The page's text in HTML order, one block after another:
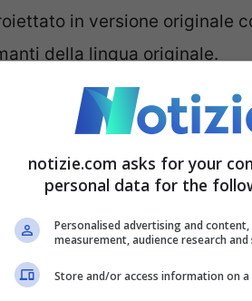
in versione originale
della lingua originale.
guidato da Ryan
e Wolverine. Accanto a loro,
Delaney, Leslie Uggams,
che promette scintille sul
notizie.com asks for your
personal data for the
Personalised advertising and
measurement, audience research
Store and/or access information on a